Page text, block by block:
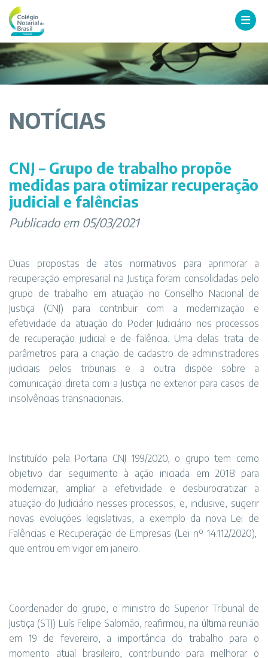
NOTÍCIAS
CNJ – Grupo de trabalho propõe
medidas para otimizar recuperação
judicial e falências
Publicado em 05/03/2021
Duas propostas de atos normativos para aprimorar a
recuperação empresarial na Justiça foram consolidadas pelo
grupo de trabalho em atuação no Conselho Nacional de
Justiça (CNJ) para contribuir com a modernização e
efetividade da atuação do Poder Judiciário nos processos
de recuperação judicial e de falência. Uma delas trata de
parâmetros para a criação de cadastro de administradores
judiciais pelos tribunais e a outra dispõe sobre a
comunicação direta com a Justiça no exterior para casos de
insolvências transnacionais.
Instituído pela Portaria CNJ 199/2020, o grupo tem como
objetivo dar seguimento à ação iniciada em 2018 para
modernizar, ampliar a efetividade e desburocratizar a
atuação do Judiciário nesses processos, e, inclusive, sugerir
novas evoluções legislativas, a exemplo da nova Lei de
Falências e Recuperação de Empresas (Lei nº 14.112/2020),
que entrou em vigor em janeiro.
Coordenador do grupo, o ministro do Superior Tribunal de
Justiça (STJ) Luís Felipe Salomão, reafirmou, na última reunião
em 19 de fevereiro, a importância do trabalho para o
momento atual brasileiro, contribuindo para melhorar o